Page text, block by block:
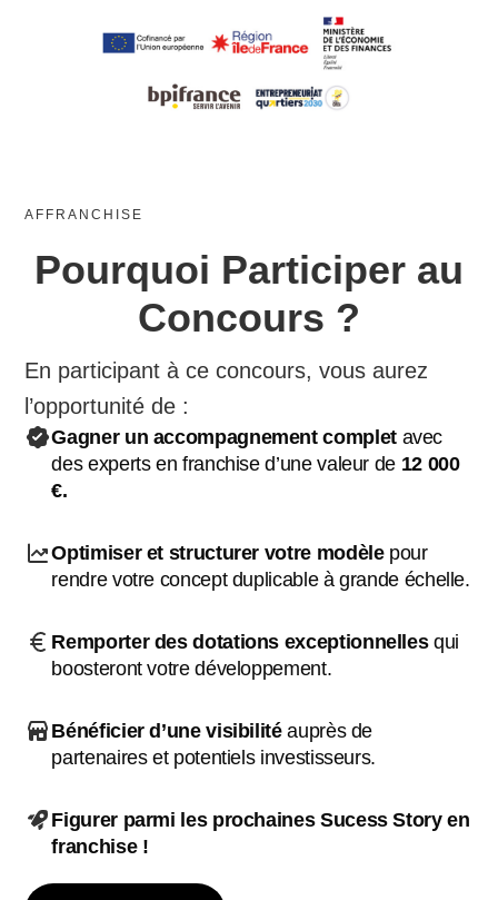
AFFRANCHISE
Pourquoi Participer au
Concours ?
En participant à ce concours, vous aurez
l’opportunité de :
Gagner un accompagnement complet avec
des experts en franchise d’une valeur de 12 000
€.
Optimiser et structurer votre modèlepour
rendre votre concept duplicable à grande échelle.
Remporter des dotations exceptionnellesqui
boosteront votre développement.
Bénéficier d’une visibilitéauprès de
partenaires et potentiels investisseurs.
Figurer parmi les prochaines Sucess Story en
franchise !